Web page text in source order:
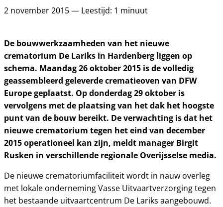
2 november 2015 — Leestijd: 1 minuut
De bouwwerkzaamheden van het nieuwe
crematorium De Lariks in Hardenberg liggen op
schema. Maandag 26 oktober 2015 is de volledig
geassembleerd geleverde crematieoven van DFW
Europe geplaatst. Op donderdag 29 oktober is
vervolgens met de plaatsing van het dak het hoogste
punt van de bouw bereikt. De verwachting is dat het
nieuwe crematorium tegen het eind van december
2015 operationeel kan zijn, meldt manager Birgit
Rusken in verschillende regionale Overijsselse media.
De nieuwe crematoriumfaciliteit wordt in nauw overleg
met lokale onderneming Vasse Uitvaartverzorging tegen
het bestaande uitvaartcentrum De Lariks aangebouwd.